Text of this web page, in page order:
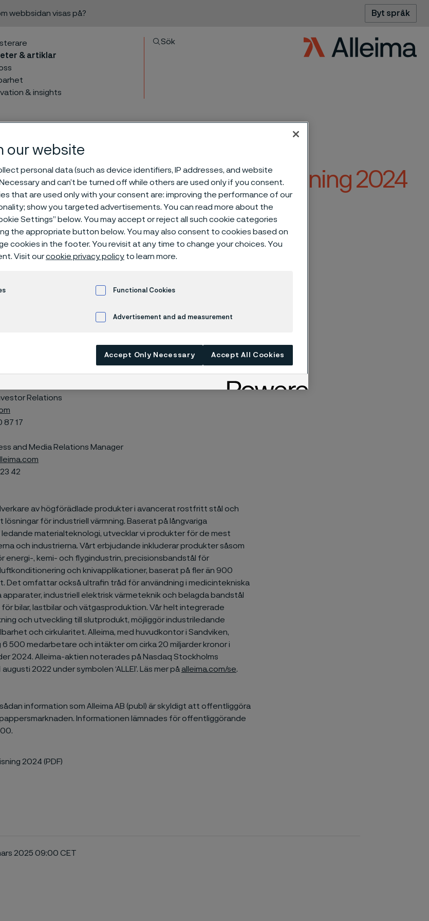
webbsidan visas på? Byt språk
& artiklar
& insights
Sök
publicerar sin årsredovisning 2024
sin årsredovisning för 2024. Rapporten finns tillgänglig i svensk
Relations
87 17
and Media Relations Manager
42
av högförädlade produkter i avancerat rostfritt stål och
lösningar för industriell värmning. Baserat på långvariga
materialteknologi, utvecklar vi produkter för de mest
och industrierna. Vårt erbjudande inkluderarprodukter såsom
energi-, kemi- och flygindustrin, precisionsbandstål för
och knivapplikationer, baserat på fler än 900
Det omfattar också ultrafin tråd för användning i medicintekniska
industriell elektrisk värmeteknik och belagda bandstål
bilar, lastbilar och vätgasproduktion. Vår helt integrerade
och utveckling till slutprodukt, möjliggör industriledande
och cirkularitet. Alleima, med huvudkontor i Sandviken,
6 500 medarbetare och intäkter om cirka 20 miljarder kronor i
2024. Alleima-aktien noterades på Nasdaq Stockholms
2022 under symbolen ‘ALLEI’. Läs mer på alleima.com/se.
information som Alleima AB (publ) är skyldigt att offentliggöra
Informationen lämnades för offentliggörande
2024 (PDF)
2025 09:00 CET
our website
personal data (such as device identifiers, IP addresses, and website
and can’t be turned off while others are used only if you consent.
that are used only with your consent are: improving the performance of our
show you targeted advertisements. You can read more about the
Settings” below. You may accept or reject all such cookie categories
the appropriate button below. You may also consent to cookies based on
cookies in the footer. You revisit at any time to change your choices. You
Visit ourcookie privacy policy to learn more.
Functional Cookies
Advertisement and ad measurement
Accept Only Necessary Accept All Cookies